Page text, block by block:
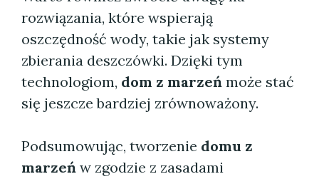
rozwiązania, które wspierają
oszczędność wody, takie jak systemy
zbierania deszczówki. Dzięki tym
technologiom, dom z marzeń może stać
się jeszcze bardziej zrównoważony.
Podsumowując, tworzenie domu z
marzeń w zgodzie z zasadami